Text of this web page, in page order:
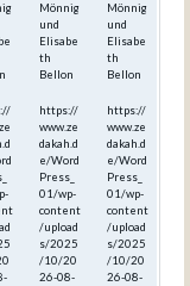
Mönnig
und
Elisabe
th
Bellon
https://
www.ze
dakah.d
e/Word
Press_
01/wp-
content
/upload
s/2025
/10/20
26-08-
Mönnig
und
Elisabe
th
Bellon
https://
www.ze
dakah.d
e/Word
Press_
01/wp-
content
/upload
s/2025
/10/20
26-08-